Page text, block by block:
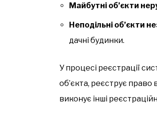
Майбутні об’єкти
Неподільні об’єкти
дачні будинки.
У процесі реєстрації
об’єкта, реєструє право
виконує інші